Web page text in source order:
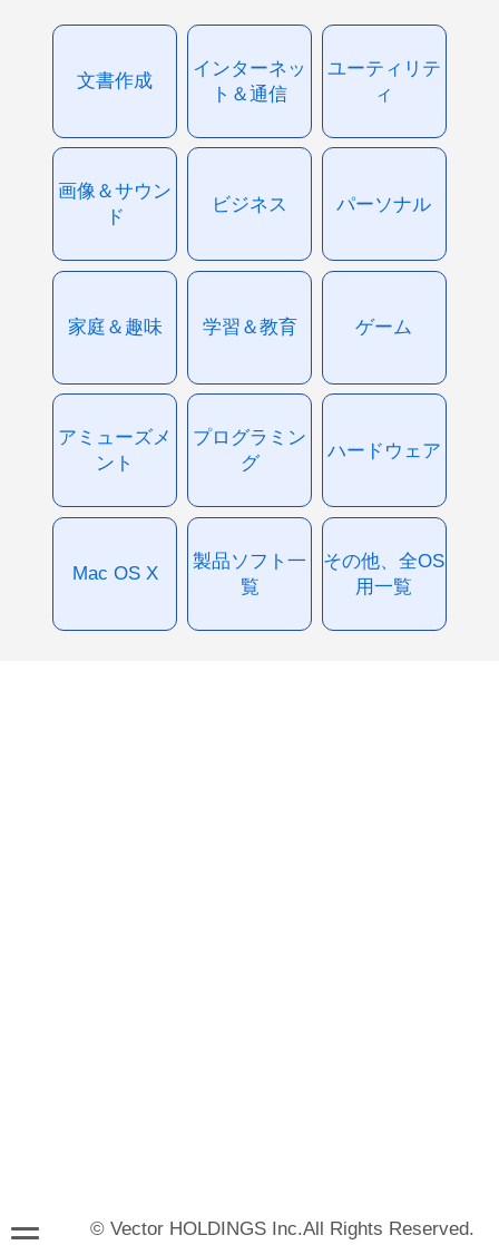
文書作成
インターネッ
ト＆通信
ユーティリテ
ィ
画像＆サウン
ド
ビジネス パーソナル
家庭＆趣味 学習＆教育 ゲーム
アミューズメ
ント
プログラミン
グ
ハードウェア
Mac OS X
製品ソフト一
覧
その他、全OS
用一覧
© Vector HOLDINGS Inc.All Rights Reserved.